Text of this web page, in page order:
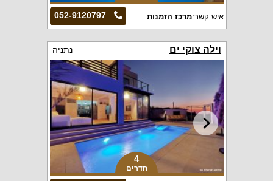
052-9120797 איש קשר:מרכז הזמנות
וילה צוקי ים נתניה
4
חדרים